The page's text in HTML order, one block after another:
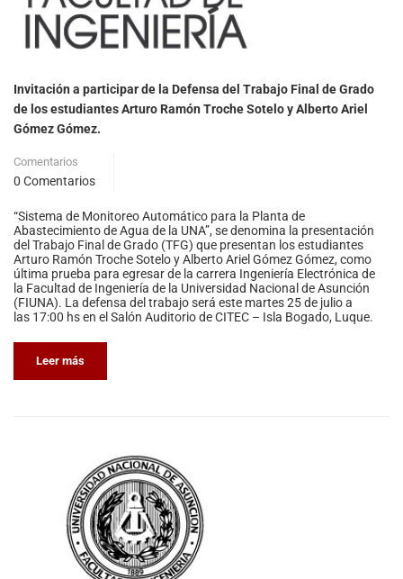
Invitación a participar de la Defensa del Trabajo Final de Grado
de los estudiantes Arturo Ramón Troche Sotelo y Alberto Ariel
Gómez Gómez.
Comentarios
0 Comentarios
“Sistema de Monitoreo Automático para la Planta de
Abastecimiento de Agua de la UNA”, se denomina la presentación
del Trabajo Final de Grado (TFG) que presentan los estudiantes
Arturo Ramón Troche Sotelo y Alberto Ariel Gómez Gómez, como
última prueba para egresar de la carrera Ingeniería Electrónica de
la Facultad de Ingeniería de la Universidad Nacional de Asunción
(FIUNA). La defensa del trabajo será este martes 25 de julio a
las 17:00 hs en el Salón Auditorio de CITEC – Isla Bogado, Luque.
Leer más